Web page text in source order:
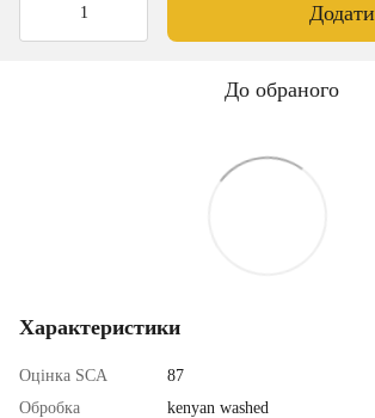
Додати
До обраного
Характеристики
Оцінка SCA
87
Обробка
kenyan washed